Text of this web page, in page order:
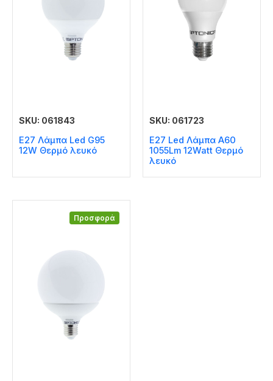
SKU: 061843
E27 Λάμπα Led G95
12W Θερμό λευκό
SKU: 061723
E27 Led Λάμπα A60
1055Lm 12Watt Θερμό
λευκό
Προσφορά